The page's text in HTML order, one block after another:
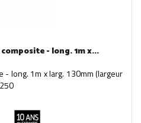
- long. 1m x...
- long. 1m x larg. 130mm (largeur